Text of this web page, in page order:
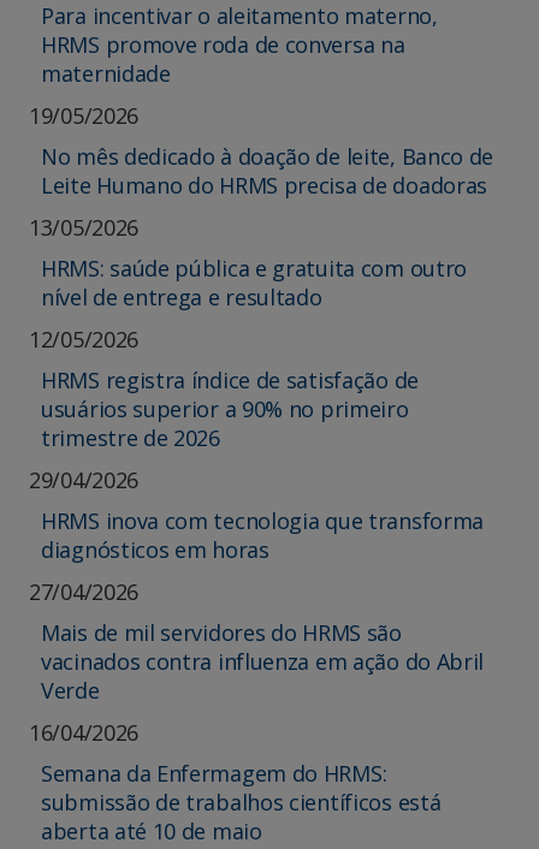
Para incentivar o aleitamento materno,
HRMS promove roda de conversa na
maternidade
19/05/2026
No mês dedicado à doação de leite, Banco de
Leite Humano do HRMS precisa de doadoras
13/05/2026
HRMS: saúde pública e gratuita com outro
nível de entrega e resultado
12/05/2026
HRMS registra índice de satisfação de
usuários superior a 90% no primeiro
trimestre de 2026
29/04/2026
HRMS inova com tecnologia que transforma
diagnósticos em horas
27/04/2026
Mais de mil servidores do HRMS são
vacinados contra influenza em ação do Abril
Verde
16/04/2026
Semana da Enfermagem do HRMS:
submissão de trabalhos científicos está
aberta até 10 de maio